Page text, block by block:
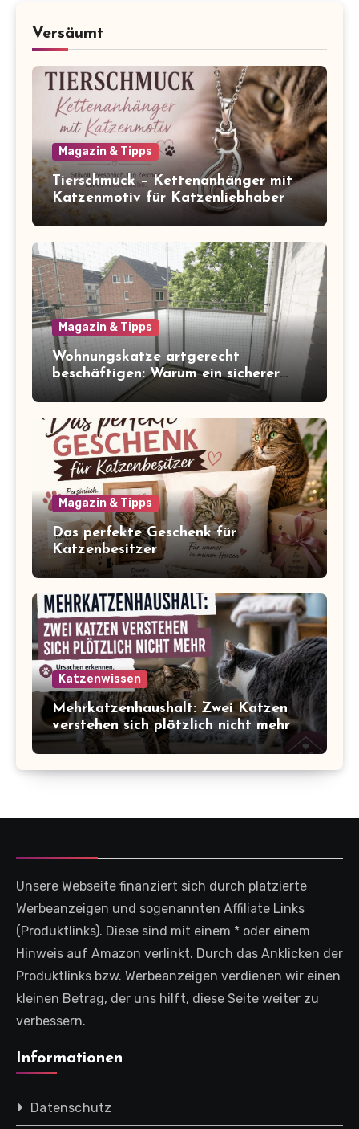
Versäumt
Magazin & Tipps
Tierschmuck – Kettenanhänger mit
Katzenmotiv für Katzenliebhaber
Magazin & Tipps
Wohnungskatze artgerecht
beschäftigen: Warum ein sicherer
Balkon zum Freigang dazugehört
Magazin & Tipps
Das perfekte Geschenk für
Katzenbesitzer
Katzenwissen
Mehrkatzenhaushalt: Zwei Katzen
verstehen sich plötzlich nicht mehr
Unsere Webseite finanziert sich durch platzierte
Werbeanzeigen und sogenannten Affiliate Links
(Produktlinks). Diese sind mit einem * oder einem
Hinweis auf Amazon verlinkt. Durch das Anklicken der
Produktlinks bzw. Werbeanzeigen verdienen wir einen
kleinen Betrag, der uns hilft, diese Seite weiter zu
verbessern.
Informationen
Datenschutz